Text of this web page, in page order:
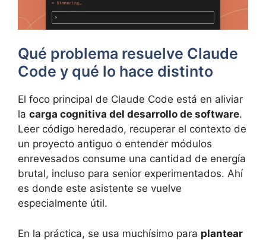
Qué problema resuelve Claude
Code y qué lo hace distinto
El foco principal de Claude Code está en aliviar
la carga cognitiva del desarrollo de software.
Leer código heredado, recuperar el contexto de
un proyecto antiguo o entender módulos
enrevesados consume una cantidad de energía
brutal, incluso para senior experimentados. Ahí
es donde este asistente se vuelve
especialmente útil.
En la práctica, se usa muchísimo para plantear